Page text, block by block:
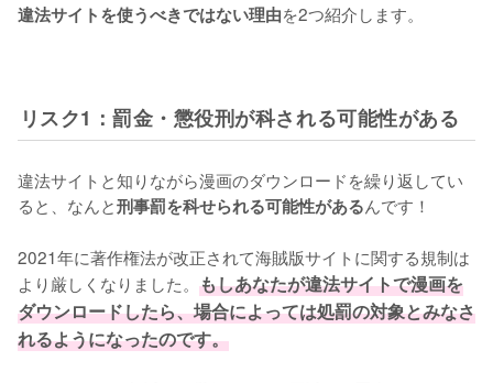
違法サイトを使うべきではない理由を2つ紹介します。
リスク1：罰金・懲役刑が科される可能性がある
違法サイトと知りながら漫画のダウンロードを繰り返してい
ると、なんと刑事罰を科せられる可能性があるんです！
2021年に著作権法が改正されて海賊版サイトに関する規制は
より厳しくなりました。 もしあなたが違法サイトで漫画を
ダウンロードしたら、場合によっては処罰の対象とみなさ
れるようになったのです。